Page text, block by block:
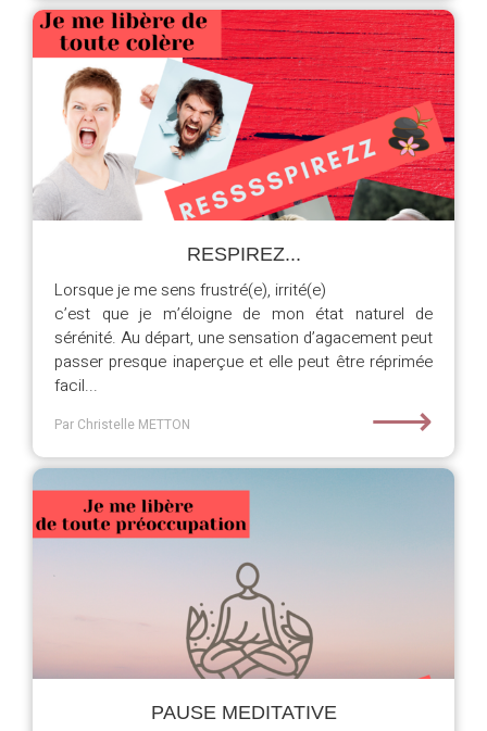
RESPIREZ...
Lorsque je me sens frustré(e), irrité(e)
c’est que je m’éloigne de mon état naturel de
sérénité. Au départ, une sensation d’agacement peut
passer presque inaperçue et elle peut être réprimée
facil...
Par Christelle METTON ⟶
PAUSE MEDITATIVE